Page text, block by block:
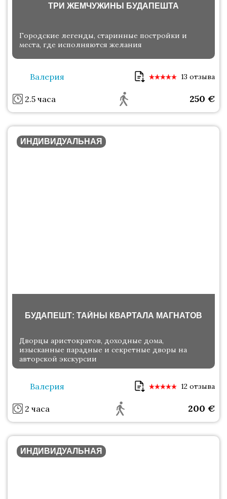
ТРИ ЖЕМЧУЖИНЫ БУДАПЕШТА
Городские легенды, старинные постройки и
места, где исполняются желания
Валерия 13 отзыва
2.5 часа 250 €
ИНДИВИДУАЛЬНАЯ
БУДАПЕШТ: ТАЙНЫ КВАРТАЛА МАГНАТОВ
Дворцы аристократов, доходные дома,
изысканные парадные и секретные дворы на
авторской экскурсии
Валерия 12 отзыва
2 часа 200 €
ИНДИВИДУАЛЬНАЯ